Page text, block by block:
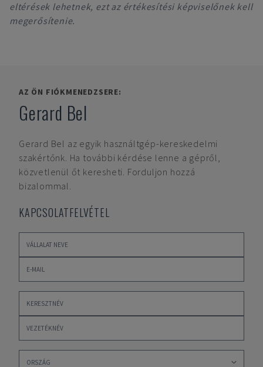
eltérések lehetnek, ezt az értékesítési képviselőnek kell
megerősítenie.
AZ ÖN FIÓKMENEDZSERE:
Gerard Bel
Gerard Bel az egyik használtgép-kereskedelmi
szakértőnk. Ha további kérdése lenne a gépről,
közvetlenül őt keresheti. Forduljon hozzá
bizalommal.
KAPCSOLATFELVÉTEL